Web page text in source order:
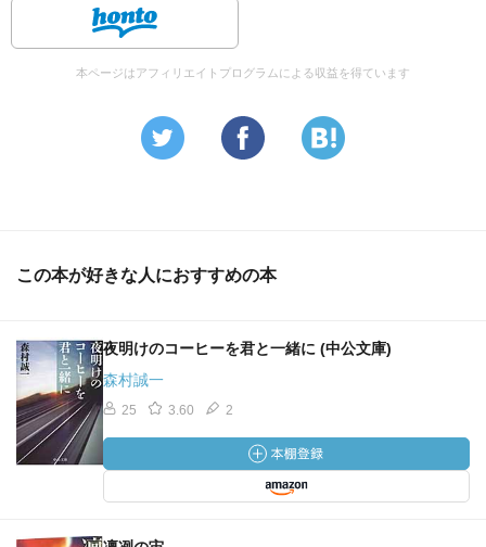
本ページはアフィリエイトプログラムによる収益を得ています
この本が好きな人におすすめの本
夜明けのコーヒーを君と一緒に (中公文庫)
森村誠一
25 3.60 2